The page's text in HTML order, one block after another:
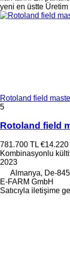
yeni en üstte Üretim
Rotoland field
5
Rotoland field
781.700 TL €14.220
Kombinasyonlu
2023
Almanya, De-
E-FARM GmbH
Satıcıyla iletişime